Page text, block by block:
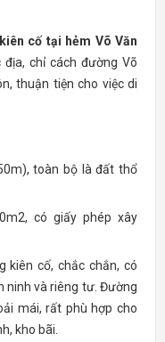
cố tại hẻm Võ Văn
địa, chỉ cách đường Võ
thuận tiện cho việc di
toàn bộ là đất thổ
có giấy phép xây
kiên cố, chắc chắn, có
ninh và riêng tư. Đường
mái, rất phù hợp cho
kho bãi.